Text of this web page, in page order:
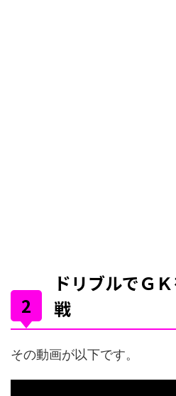
ドリブルでＧ
戦
その動画が以下です。